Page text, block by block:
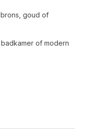
goud of
of modern